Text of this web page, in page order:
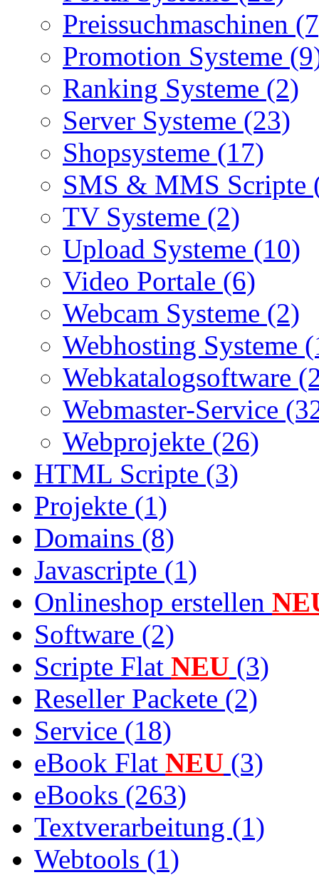
Preissuchmaschinen
Promotion Systeme
Ranking Systeme (2)
Server Systeme (23)
Shopsysteme (17)
SMS & MMS Scripte
TV Systeme (2)
Upload Systeme (10)
Video Portale (6)
Webcam Systeme (2)
Webhosting Systeme
Webkatalogsoftware
Webmaster-Service
Webprojekte (26)
HTML Scripte (3)
Projekte (1)
Domains (8)
Javascripte (1)
Onlineshop erstellen
Software (2)
Scripte Flat NEU (3)
Reseller Packete (2)
Service (18)
eBook Flat NEU (3)
eBooks (263)
Textverarbeitung (1)
Webtools (1)